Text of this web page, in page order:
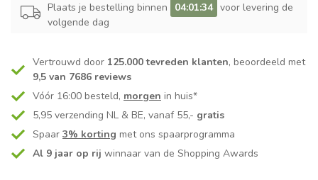
Plaats je bestelling binnen 04:01:34 voor levering de
volgende dag
Vertrouwd door 125.000 tevreden klanten, beoordeeld met
9,5 van 7686 reviews
Vóór 16:00 besteld, morgen in huis*
5,95 verzending NL & BE, vanaf 55,- gratis
Spaar 3% korting met ons spaarprogramma
Al 9 jaar op rij winnaar van de Shopping Awards